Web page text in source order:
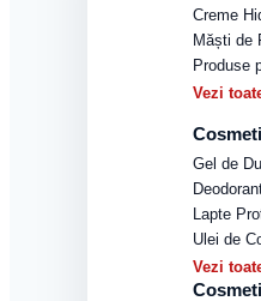
Creme
Măști de
Produse
Vezi
Gel de
Lapte
Ulei de
Vezi